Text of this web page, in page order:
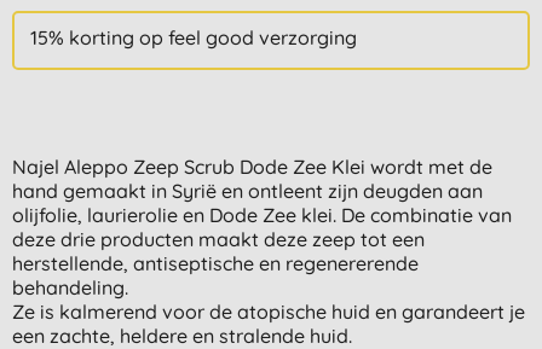
15% korting op feel good verzorging
Najel Aleppo Zeep Scrub Dode Zee Klei wordt met de
hand gemaakt in Syrië en ontleent zijn deugden aan
olijfolie, laurierolie en Dode Zee klei. De combinatie van
deze drie producten maakt deze zeep tot een
herstellende, antiseptische en regenererende
behandeling.
Ze is kalmerend voor de atopische huid en garandeert je
een zachte, heldere en stralende huid.